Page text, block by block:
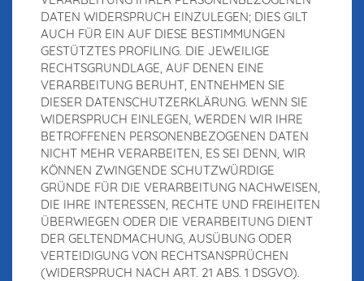
DATEN WIDERSPRUCH EINZULEGEN; DIES GILT
AUCH FÜR EIN AUF DIESE BESTIMMUNGEN
GESTÜTZTES PROFILING. DIE JEWEILIGE
RECHTSGRUNDLAGE, AUF DENEN EINE
VERARBEITUNG BERUHT, ENTNEHMEN SIE
DIESER DATENSCHUTZERKLÄRUNG. WENN SIE
WIDERSPRUCH EINLEGEN, WERDEN WIR IHRE
BETROFFENEN PERSONENBEZOGENEN DATEN
NICHT MEHR VERARBEITEN, ES SEI DENN, WIR
KÖNNEN ZWINGENDE SCHUTZWÜRDIGE
GRÜNDE FÜR DIE VERARBEITUNG NACHWEISEN,
DIE IHRE INTERESSEN, RECHTE UND FREIHEITEN
ÜBERWIEGEN ODER DIE VERARBEITUNG DIENT
DER GELTENDMACHUNG, AUSÜBUNG ODER
VERTEIDIGUNG VON RECHTSANSPRÜCHEN
(WIDERSPRUCH NACH ART. 21 ABS. 1 DSGVO).